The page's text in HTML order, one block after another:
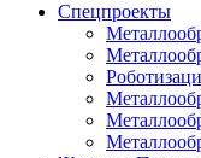
Спецпроекты